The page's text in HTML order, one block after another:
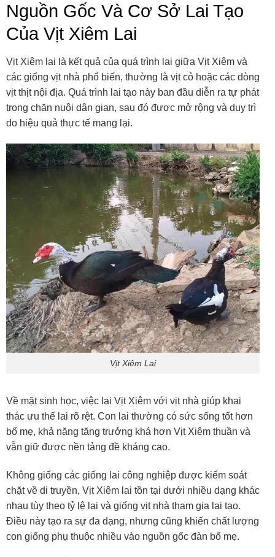
Nguồn Gốc Và Cơ Sở Lai Tạo
Của Vịt Xiêm Lai
Vịt Xiêm lai là kết quả của quá trình lai giữa Vịt Xiêm và
các giống vịt nhà phổ biến, thường là vịt cỏ hoặc các dòng
vịt thịt nội địa. Quá trình lai tạo này ban đầu diễn ra tự phát
trong chăn nuôi dân gian, sau đó được mở rộng và duy trì
do hiệu quả thực tế mang lại.
Vịt Xiêm Lai
Về mặt sinh học, việc lai Vịt Xiêm với vịt nhà giúp khai
thác ưu thế lai rõ rệt. Con lai thường có sức sống tốt hơn
bố mẹ, khả năng tăng trưởng khá hơn Vịt Xiêm thuần và
vẫn giữ được nền tảng đề kháng cao.
Không giống các giống lai công nghiệp được kiểm soát
chặt về di truyền, Vịt Xiêm lai tồn tại dưới nhiều dạng khác
nhau tùy theo tỷ lệ lai và giống vịt nhà tham gia lai tạo.
Điều này tạo ra sự đa dạng, nhưng cũng khiến chất lượng
con giống phụ thuộc nhiều vào nguồn gốc đàn bố mẹ.